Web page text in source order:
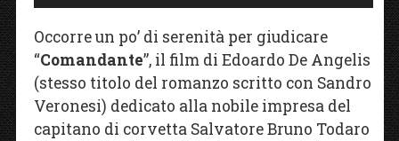
Occorre un po’ di serenità per giudicare
“Comandante”, il film di Edoardo De Angelis
(stesso titolo del romanzo scritto con Sandro
Veronesi) dedicato alla nobile impresa del
capitano di corvetta Salvatore Bruno Todaro